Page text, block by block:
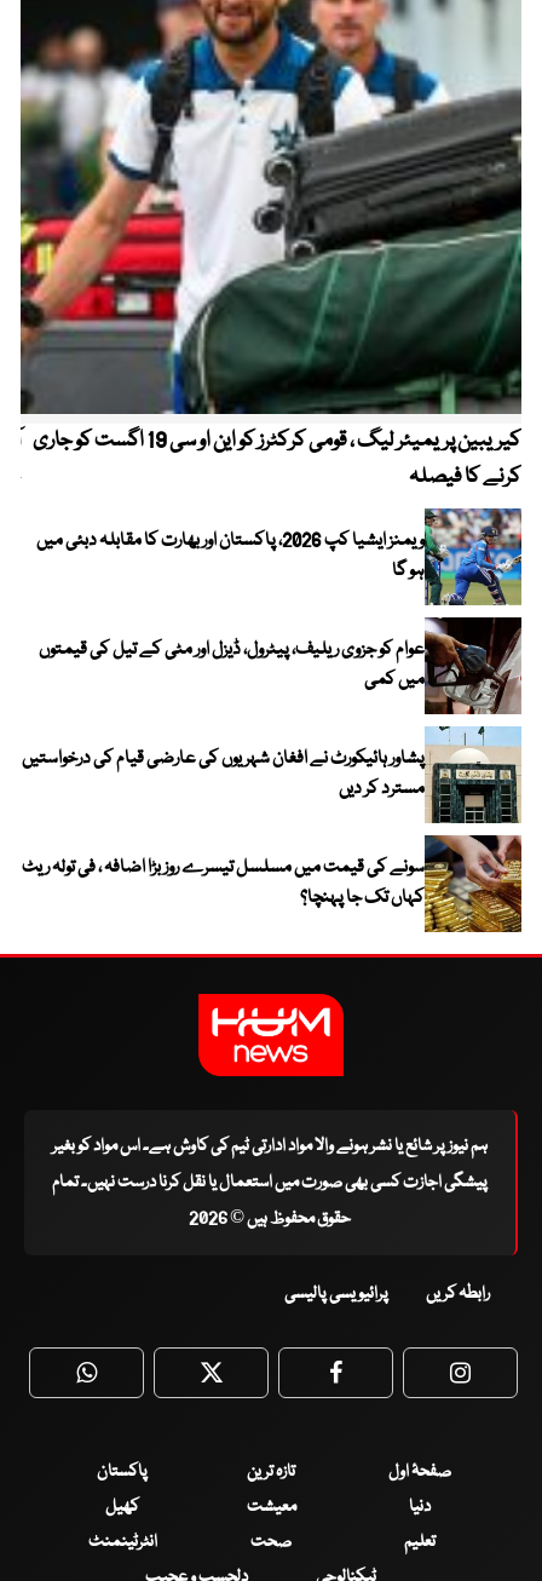
کیریبین پریمیئر لیگ ، قومی کرکٹرز کو این او سی 19 اگست کو جاری
کرنے کا فیصلہ
ویمنز ایشیا کپ 2026، پاکستان اور بھارت کا مقابلہ دبئی میں
ہو گا
عوام کو جزوی ریلیف، پیٹرول، ڈیزل اور مٹی کے تیل کی قیمتوں
میں کمی
پشاور ہائیکورٹ نے افغان شہریوں کی عارضی قیام کی درخواستیں
مسترد کر دیں
سونے کی قیمت میں مسلسل تیسرے روز بڑا اضافہ ، فی تولہ ریٹ
کہاں تک جا پہنچا؟
ہم نیوز پر شائع یا نشر ہونے والا مواد ادارتی ٹیم کی کاوش ہے۔ اس مواد کو بغیر
پیشگی اجازت کسی بھی صورت میں استعمال یا نقل کرنا درست نہیں۔ تمام
حقوق محفوظ ہیں © 2026
رابطہ کریں پرائیویسی پالیسی
WhatsApp Twitter Facebook
صفحۂ اول تازہ ترین
پاکستان
دنیا
معیشت
کھیل
تعلیم
صحت
انٹرٹینمنٹ